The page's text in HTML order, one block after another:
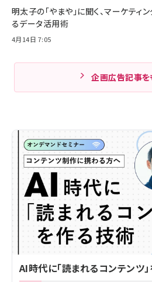
明太子の「やまや」に聞く、マーケティ
るデータ活用術
4月14日 7:05
企画広告記事を
AI時代に「読まれるコンテンツ